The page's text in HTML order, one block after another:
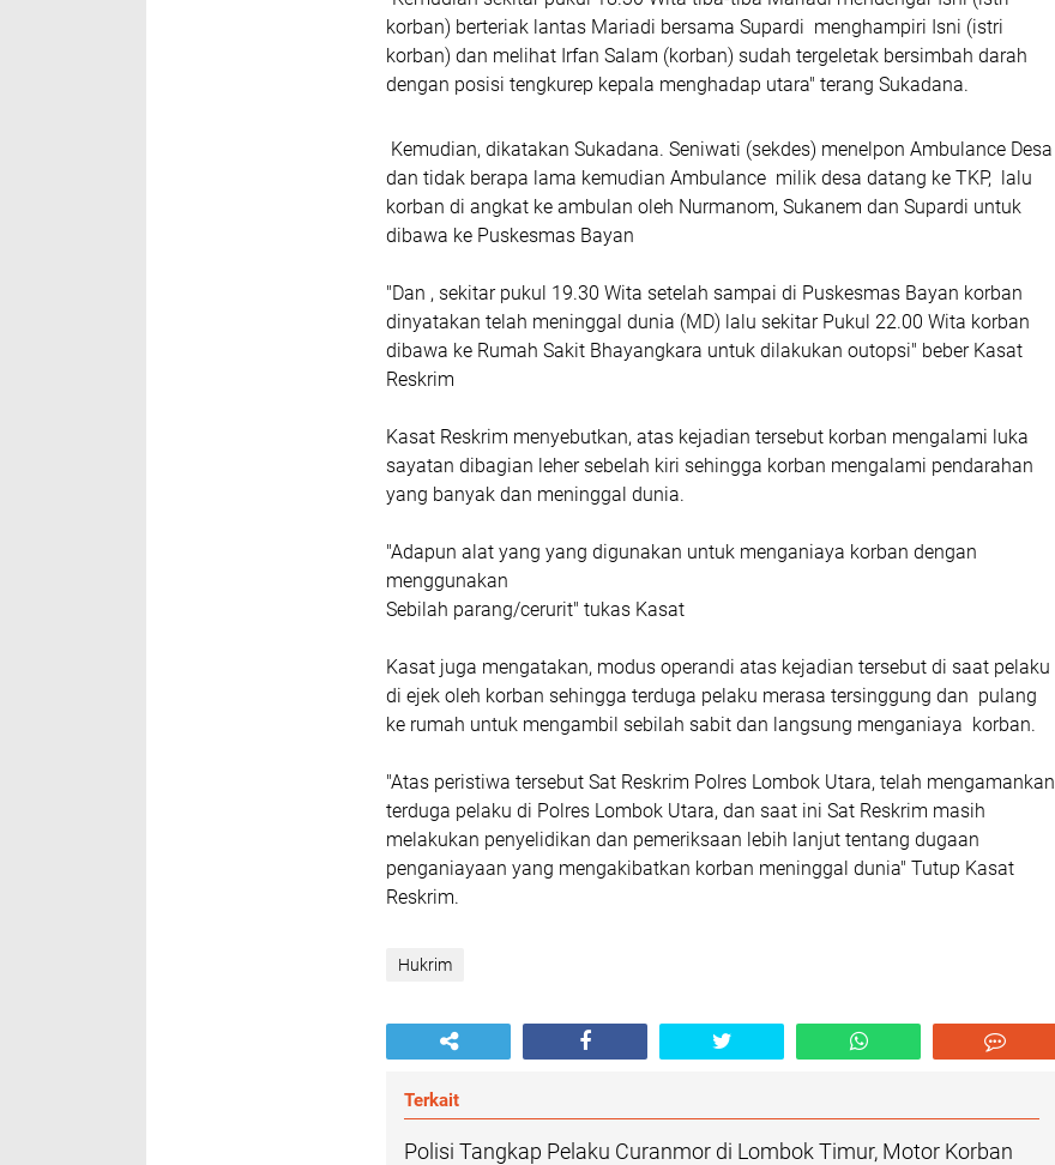
korban) berteriak lantas Mariadi bersama Supardi menghampiri Isni (istri
korban) dan melihat Irfan Salam (korban) sudah tergeletak bersimbah darah
dengan posisi tengkurep kepala menghadap utara" terang Sukadana.
Kemudian, dikatakan Sukadana. Seniwati (sekdes) menelpon Ambulance Desa
dan tidak berapa lama kemudian Ambulance milik desa datang ke TKP, lalu
korban di angkat ke ambulan oleh Nurmanom, Sukanem dan Supardi untuk
dibawa ke Puskesmas Bayan
"Dan , sekitar pukul 19.30 Wita setelah sampai di Puskesmas Bayan korban
dinyatakan telah meninggal dunia (MD) lalu sekitar Pukul 22.00 Wita korban
dibawa ke Rumah Sakit Bhayangkara untuk dilakukan outopsi" beber Kasat
Reskrim
Kasat Reskrim menyebutkan, atas kejadian tersebut korban mengalami luka
sayatan dibagian leher sebelah kiri sehingga korban mengalami pendarahan
yang banyak dan meninggal dunia.
"Adapun alat yang yang digunakan untuk menganiaya korban dengan
menggunakan
Sebilah parang/cerurit" tukas Kasat
Kasat juga mengatakan, modus operandi atas kejadian tersebut di saat pelaku
di ejek oleh korban sehingga terduga pelaku merasa tersinggung dan pulang
ke rumah untuk mengambil sebilah sabit dan langsung menganiaya korban.
"Atas peristiwa tersebut Sat Reskrim Polres Lombok Utara, telah mengamankan
terduga pelaku di Polres Lombok Utara, dan saat ini Sat Reskrim masih
melakukan penyelidikan dan pemeriksaan lebih lanjut tentang dugaan
penganiayaan yang mengakibatkan korban meninggal dunia" Tutup Kasat
Reskrim.
Hukrim
Terkait
Polisi Tangkap Pelaku Curanmor di Lombok Timur, Motor Korban